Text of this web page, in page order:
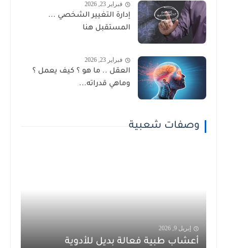
فبراير 23, 2026
إدارة التغيير الشخصي ...
المستقبل هنا
فبراير 23, 2026
العقل .. ما هو ؟ كيف يعمل ؟
وماهي قدراته...
وصفات شعبية
إبريل 9, 2026
أعشاب طبية فعالة بديل للأدوية